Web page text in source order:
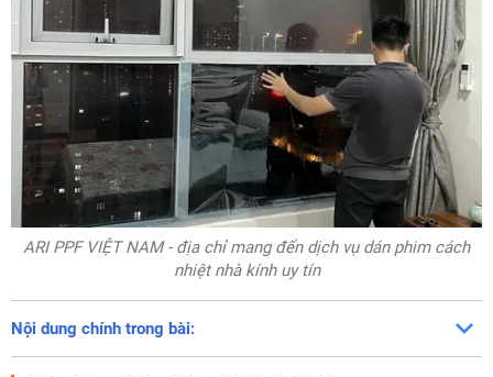
ARI PPF VIỆT NAM - địa chỉ mang đến dịch vụ dán phim cách
nhiệt nhà kính uy tín
Nội dung chính trong bài: